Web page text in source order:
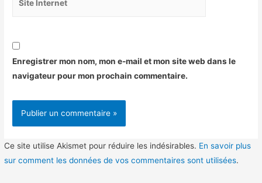
Enregistrer mon nom, mon e-mail et mon site web dans le
navigateur pour mon prochain commentaire.
Ce site utilise Akismet pour réduire les indésirables. En savoir plus
sur comment les données de vos commentaires sont utilisées.